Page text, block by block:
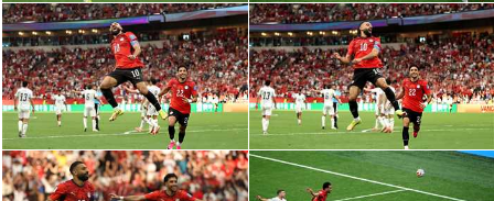
تقرير في الجول
تحليل في الجول
حكايات في الجول
كويز في الجول
فيديو في الجول